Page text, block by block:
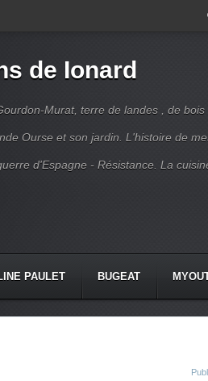
de Ionard
Murat, terre de landes , de bois
Ourse et son jardin. L'histoire de
d'Espagne - Résistance. La
PAULET BUGEAT